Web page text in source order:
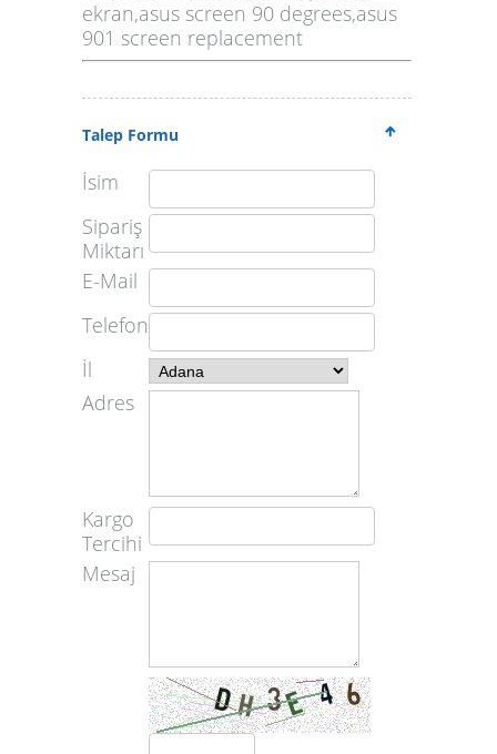
Talep Formu
İsim
Sipariş
Miktarı
E-Mail
Telefon
İl
Adres
Kargo
Tercihi
Mesaj